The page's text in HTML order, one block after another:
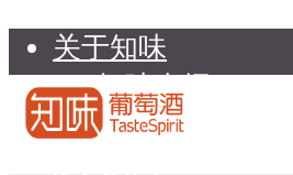
关于知味
知味介绍
知味专家顾问委